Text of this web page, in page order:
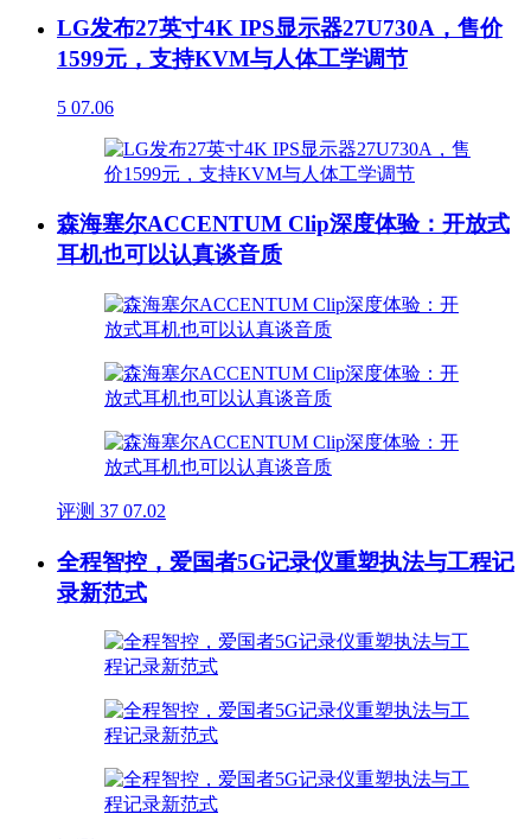
LG发布27英寸4K IPS显示器27U730A，售价
1599元，支持KVM与人体工学调节
5 07.06
森海塞尔ACCENTUM Clip深度体验：开放式
耳机也可以认真谈音质
评测 37 07.02
全程智控，爱国者5G记录仪重塑执法与工程记
录新范式